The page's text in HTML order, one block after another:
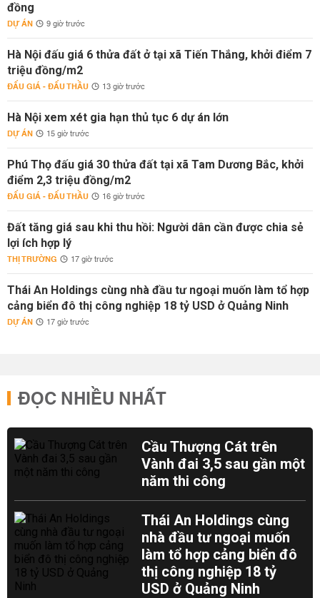
đồng
DỰ ÁN 9 giờ trước
Hà Nội đấu giá 6 thửa đất ở tại xã Tiến Thắng, khởi điểm 7
triệu đồng/m2
ĐẤU GIÁ - ĐẤU THẦU 13 giờ trước
Hà Nội xem xét gia hạn thủ tục 6 dự án lớn
DỰ ÁN 15 giờ trước
Phú Thọ đấu giá 30 thửa đất tại xã Tam Dương Bắc, khởi
điểm 2,3 triệu đồng/m2
ĐẤU GIÁ - ĐẤU THẦU 16 giờ trước
Đất tăng giá sau khi thu hồi: Người dân cần được chia sẻ
lợi ích hợp lý
THỊ TRƯỜNG 17 giờ trước
Thái An Holdings cùng nhà đầu tư ngoại muốn làm tổ hợp
cảng biển đô thị công nghiệp 18 tỷ USD ở Quảng Ninh
DỰ ÁN 17 giờ trước
ĐỌC NHIỀU NHẤT
Cầu Thượng Cát trên
Vành đai 3,5 sau gần một
năm thi công
Thái An Holdings cùng
nhà đầu tư ngoại muốn
làm tổ hợp cảng biển đô
thị công nghiệp 18 tỷ
USD ở Quảng Ninh